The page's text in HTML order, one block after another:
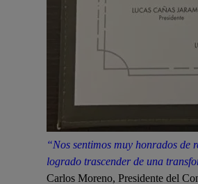
“Nos sentimos muy honrados
logrado trascender de una
Carlos Moreno, Presidente del